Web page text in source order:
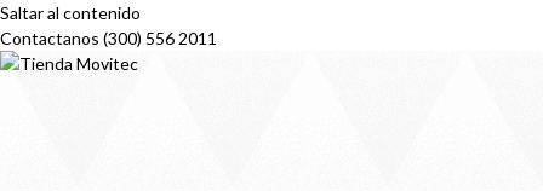
Saltar al contenido
Contactanos (300) 556 2011